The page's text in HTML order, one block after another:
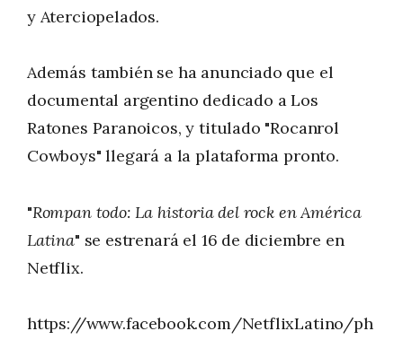
y Aterciopelados.
Además también se ha anunciado que el
documental argentino dedicado a Los
Ratones Paranoicos, y titulado "Rocanrol
Cowboys" llegará a la plataforma pronto.
"Rompan todo: La historia del rock en América
Latina" se estrenará el 16 de diciembre en
Netflix.
https://www.facebook.com/NetflixLatino/ph